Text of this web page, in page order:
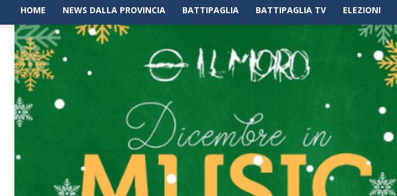
di
HOME NEWS DALLA PROVINCIA BATTIPAGLIA BATTIPAGLIA TV ELEZIONI